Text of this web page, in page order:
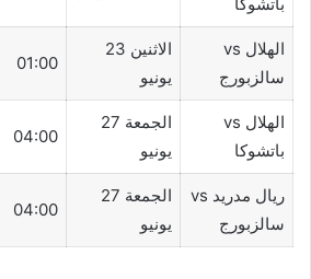
الهلال vs
سالزبورج
الاثنين 23
يونيو
01:00
الهلال vs
باتشوكا
الجمعة 27
يونيو
04:00
ريال مدريد vs
سالزبورج
الجمعة 27
يونيو
04:00